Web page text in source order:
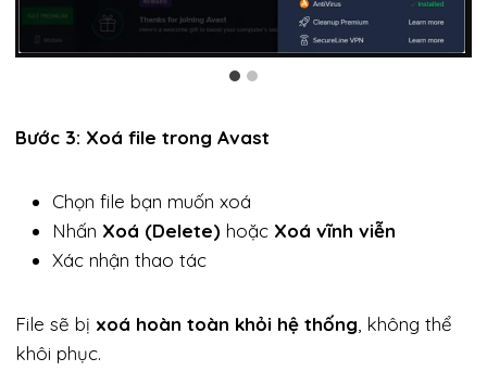
Bước 3: Xoá file trong Avast
Chọn file bạn muốn xoá
Nhấn Xoá (Delete) hoặc Xoá vĩnh viễn
Xác nhận thao tác
File sẽ bị xoá hoàn toàn khỏi hệ thống , không thể
khôi phục.